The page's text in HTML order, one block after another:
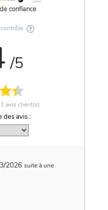
confiance
/5
avis client(s)
des avis :
2026 suite à une